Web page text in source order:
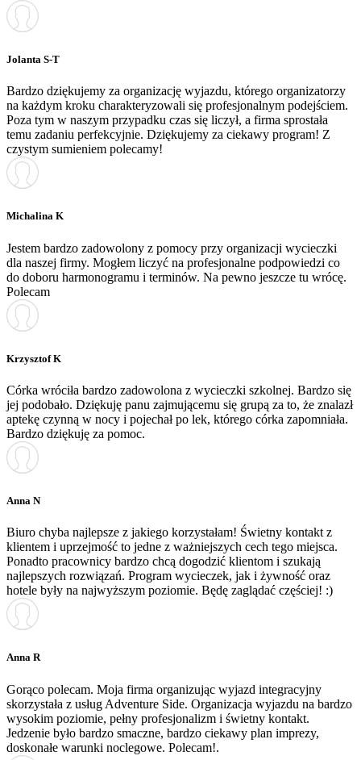
Jolanta S-T
Bardzo dziękujemy za organizację wyjazdu, którego organizatorzy
na każdym kroku charakteryzowali się profesjonalnym podejściem.
Poza tym w naszym przypadku czas się liczył, a firma sprostała
temu zadaniu perfekcyjnie. Dziękujemy za ciekawy program! Z
czystym sumieniem polecamy!
Michalina K
Jestem bardzo zadowolony z pomocy przy organizacji wycieczki
dla naszej firmy. Mogłem liczyć na profesjonalne podpowiedzi co
do doboru harmonogramu i terminów. Na pewno jeszcze tu wrócę.
Polecam
Krzysztof K
Córka wróciła bardzo zadowolona z wycieczki szkolnej. Bardzo się
jej podobało. Dziękuję panu zajmującemu się grupą za to, że znalazł
aptekę czynną w nocy i pojechał po lek, którego córka zapomniała.
Bardzo dziękuję za pomoc.
Anna N
Biuro chyba najlepsze z jakiego korzystałam! Świetny kontakt z
klientem i uprzejmość to jedne z ważniejszych cech tego miejsca.
Ponadto pracownicy bardzo chcą dogodzić klientom i szukają
najlepszych rozwiązań. Program wycieczek, jak i żywność oraz
hotele były na najwyższym poziomie. Będę zaglądać częściej! :)
Anna R
Gorąco polecam. Moja firma organizując wyjazd integracyjny
skorzystała z usług Adventure Side. Organizacja wyjazdu na bardzo
wysokim poziomie, pełny profesjonalizm i świetny kontakt.
Jedzenie było bardzo smaczne, bardzo ciekawy plan imprezy,
doskonałe warunki noclegowe. Polecam!.